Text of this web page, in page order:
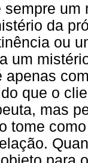
da
ou
um
apenas
que o
mas
tome